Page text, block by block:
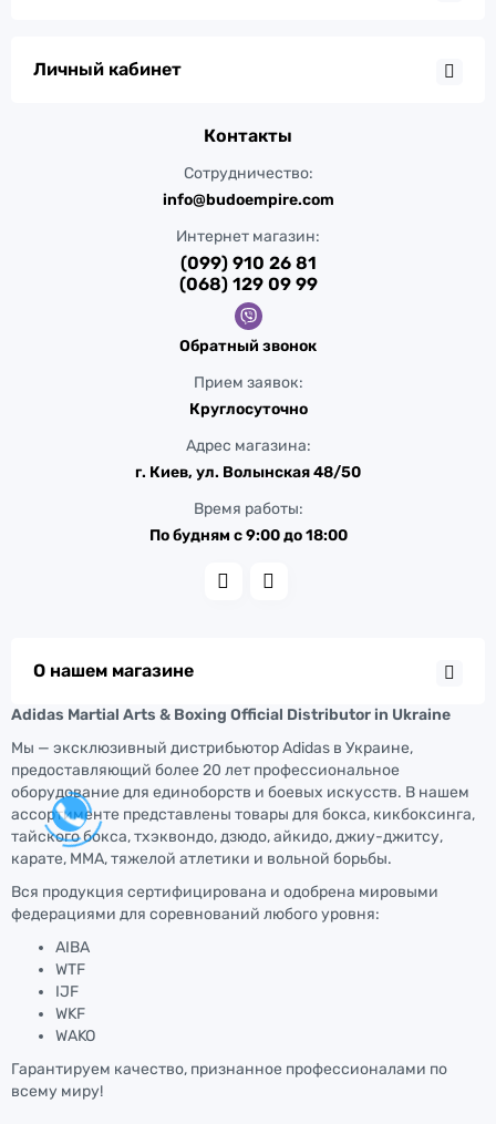
Личный кабинет
Контакты
Сотрудничество:
info@budoempire.com
Интернет магазин:
(099) 910 26 81
(068) 129 09 99
Обратный звонок
Прием заявок:
Круглосуточно
Адрес магазина:
г. Киев, ул. Волынская 48/50
Время работы:
По будням с 9:00 до 18:00
О нашем магазине
Adidas Martial Arts & Boxing Official Distributor in Ukraine
Мы — эксклюзивный дистрибьютор Adidas в Украине,
предоставляющий более 20 лет профессиональное
оборудование для единоборств и боевых искусств. В нашем
ассортименте представлены товары для бокса, кикбоксинга,
тайского бокса, тхэквондо, дзюдо, айкидо, джиу-джитсу,
карате, ММА, тяжелой атлетики и вольной борьбы.
Вся продукция сертифицирована и одобрена мировыми
федерациями для соревнований любого уровня:
AIBA
WTF
IJF
WKF
WAKO
Гарантируем качество, признанное профессионалами по
всему миру!